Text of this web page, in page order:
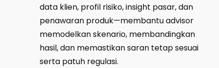
data klien, profil risiko, insight pasar, dan
penawaran produk—membantu advisor
memodelkan skenario, membandingkan
hasil, dan memastikan saran tetap sesuai
serta patuh regulasi.